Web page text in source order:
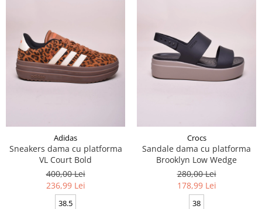
Adidas
Sneakers dama cu platforma
VL Court Bold
400,00 Lei
236,99 Lei
38.5
Crocs
Sandale dama cu platforma
Brooklyn Low Wedge
280,00 Lei
178,99 Lei
38